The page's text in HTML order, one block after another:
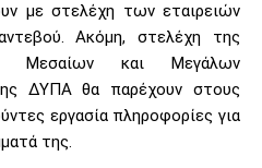
με στελέχη των εταιρειών
Ακόμη, στελέχη της
Μεσαίων και Μεγάλων
ΔΥΠΑ θα παρέχουν στους
εργασία πληροφορίες για
της.